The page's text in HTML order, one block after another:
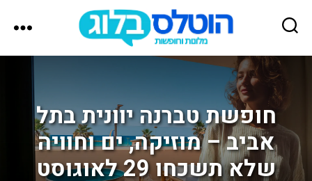
הוטלס
חופשת טברנה יוונית בתל
אביב – מוזיקה, ים וחוויה
שלא תשכחו 29 לאוגוסט